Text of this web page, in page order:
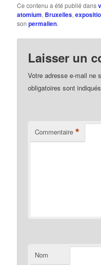
Ce contenu a été publié dans
atomium, Bruxelles,
sonpermalien.
Laisser un
Votre adresse e-mail ne
obligatoires sont
Commentaire *
Nom